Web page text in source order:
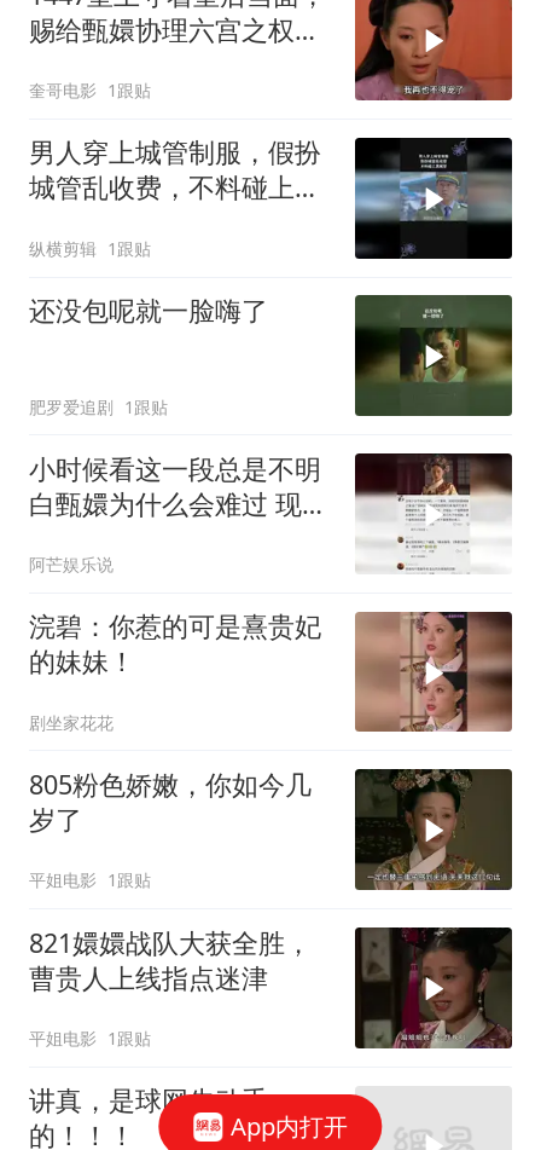
赐给甄嬛协理六宫之权，
奎哥电影 1跟贴
男人穿上城管制服，假扮
城管乱收费，不料碰上真
纵横剪辑 1跟贴
还没包呢就一脸嗨了
肥罗爱追剧 1跟贴
小时候看这一段总是不明
白甄嬛为什么会难过 现在
阿芒娱乐说
浣碧：你惹的可是熹贵妃
的妹妹！
剧坐家花花
805粉色娇嫩，你如今几
岁了
平姐电影 1跟贴
821嬛嬛战队大获全胜，
曹贵人上线指点迷津
平姐电影 1跟贴
讲真，是球网先动手
的！！！
App内打开